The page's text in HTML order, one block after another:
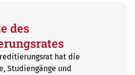
des
hat die
Studiengänge und